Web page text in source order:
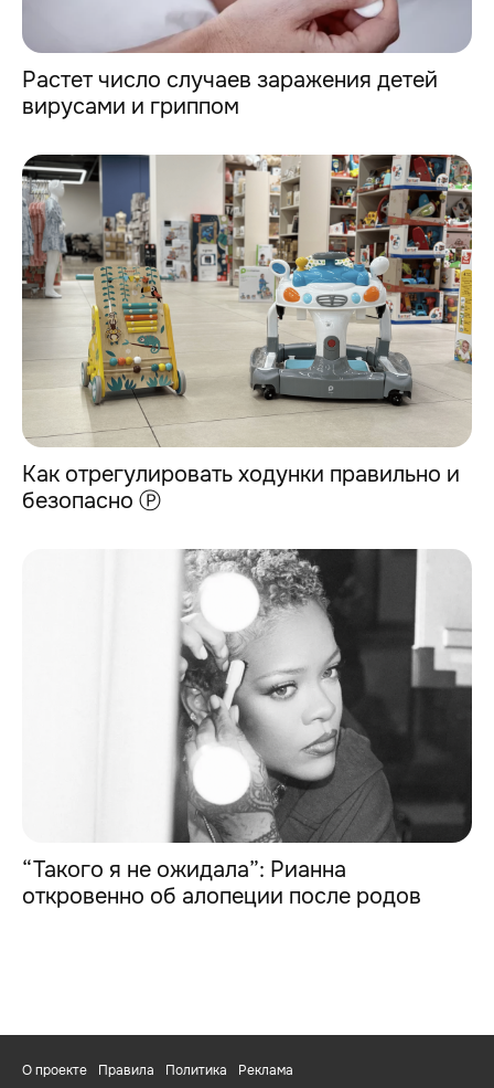
Растет число случаев заражения детей
вирусами и гриппом
Как отрегулировать ходунки правильно и
безопасно Ⓟ
“Такого я не ожидала”: Рианна
откровенно об алопеции после родов
О проекте Правила Политика Реклама